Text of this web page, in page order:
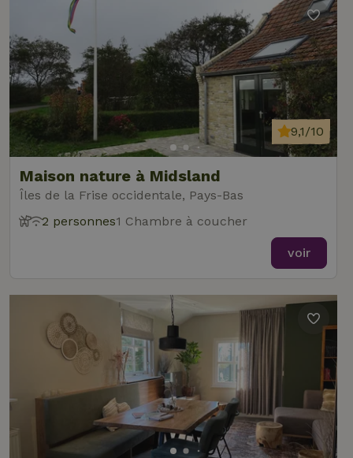
Maison nature à Midsland
Îles de la Frise occidentale, Pays-Bas
9,1/10
2 personnes1 Chambre à coucher
voir